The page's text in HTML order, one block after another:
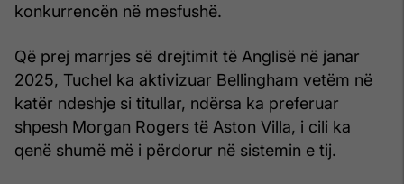
konkurrencën në mesfushë.
Që prej marrjes së drejtimit të Anglisë në janar
2025, Tuchel ka aktivizuar Bellingham vetëm në
katër ndeshje si titullar, ndërsa ka preferuar
shpesh Morgan Rogers të Aston Villa, i cili ka
qenë shumë më i përdorur në sistemin e tij.